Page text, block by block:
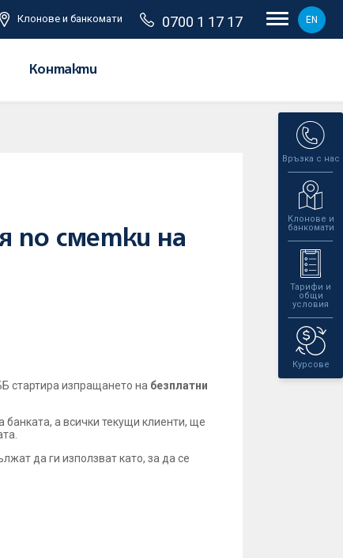
Клонове и банкомати 0700 1 17 17 EN
Контакти
Връзка с нас
Клонове и
банкомати
Тарифи и
общи
условия
Курсове
по сметки на
стартира изпращането на безплатни
банката, а всички текущи клиенти, ще
да ги използват като, за да се